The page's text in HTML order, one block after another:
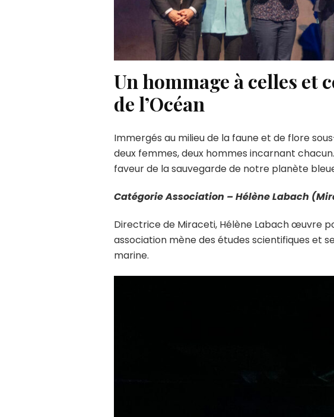
Un hommage à celles
de l’Océan
Immergés au milieu de la faune et de flore
deux femmes, deux hommes incarnant
faveur de la sauvegarde de notre planète
Catégorie Association – Hélène Labach (
Directrice de Miraceti, Hélène Labach œuvre
association mène des études scientifiques et
marine.